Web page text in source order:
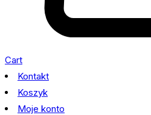
Cart
Kontakt
Koszyk
Moje konto